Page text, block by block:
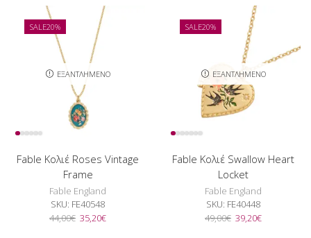
49,00€.
SALE20%
ΕΞΑΝΤΛΗΜΈΝΟ
Fable Κολιέ Roses Vintage
Frame
Fable England
SKU: FE40548
44,00€ Original
35,20€Η
SALE20%
ΕΞΑΝΤΛΗΜΈΝΟ
Fable Κολιέ Swallow Heart
Locket
Fable England
SKU: FE40448
49,00€ Original
39,20€Η